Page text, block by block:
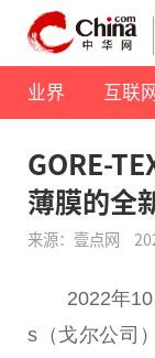
业界 互联
GORE-
薄膜的全
来源：壹点网
2022年
s（戈尔公司